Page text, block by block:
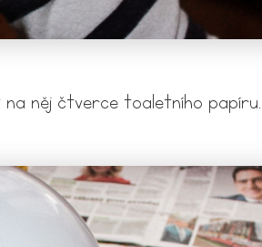
něj čtverce toaletního papíru.